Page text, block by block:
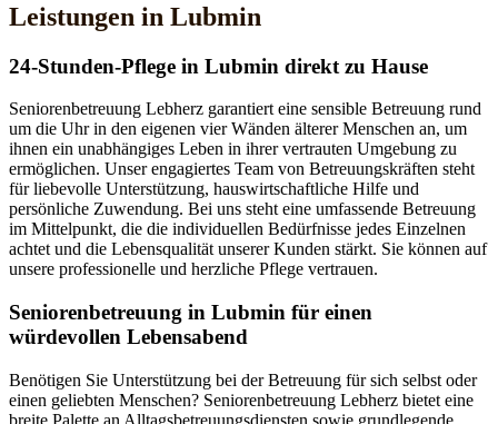
Leistungen in Lubmin
24-Stunden-Pflege in Lubmin direkt zu Hause
Seniorenbetreuung Lebherz garantiert eine sensible Betreuung rund
um die Uhr in den eigenen vier Wänden älterer Menschen an, um
ihnen ein unabhängiges Leben in ihrer vertrauten Umgebung zu
ermöglichen. Unser engagiertes Team von Betreuungskräften steht
für liebevolle Unterstützung, hauswirtschaftliche Hilfe und
persönliche Zuwendung. Bei uns steht eine umfassende Betreuung
im Mittelpunkt, die die individuellen Bedürfnisse jedes Einzelnen
achtet und die Lebensqualität unserer Kunden stärkt. Sie können auf
unsere professionelle und herzliche Pflege vertrauen.
Senioren­betreuung in Lubmin für einen
würdevollen Lebensabend
Benötigen Sie Unterstützung bei der Betreuung für sich selbst oder
einen geliebten Menschen? Seniorenbetreuung Lebherz bietet eine
breite Palette an Alltagsbetreuungsdiensten sowie grundlegende